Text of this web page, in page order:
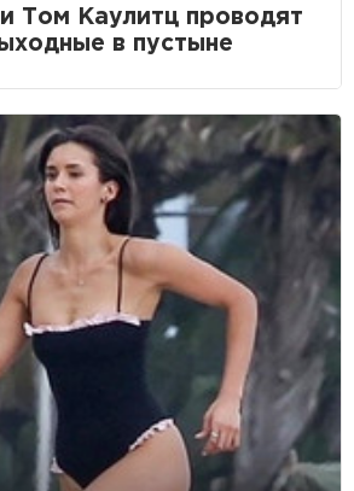
Том Каулитц проводят
в пустыне